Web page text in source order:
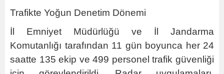
Trafikte Yoğun Denetim Dönemi
İl Emniyet Müdürlüğü ve İl Jandarma
Komutanlığı tarafından 11 gün boyunca her 24
saatte 135 ekip ve 499 personel trafik güvenliği